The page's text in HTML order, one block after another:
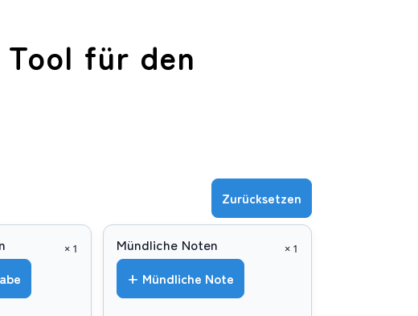
für den
Zurücksetzen
× 1 Mündliche Noten × 1
+ Mündliche Note